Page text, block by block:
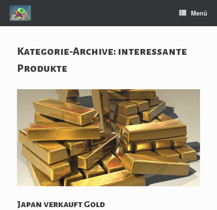
Zum
Inhalt
springen
Menü
Kategorie-Archive: interessante
Produkte
Japan verkauft Gold